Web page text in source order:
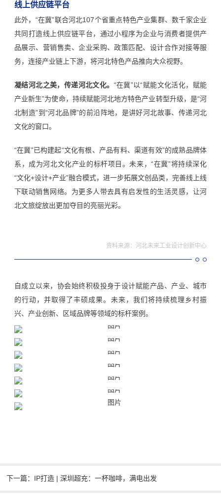
线上供应链平台
此外，“在冀”联合河北107个省重点特色产业集群、数千家企业
共同打造线上供应链平台，通过小程序为企业与消费者提供产
品展示、营销售卖、企业采购、政策匹配、设计合作对接等服
务，连接产业链上下游，将河北特色产品推向大众视野。
凝结河北之美，传递河北文化。 “在冀”以“赋能文化活化，赋能
产业新生”为使命，持续赋能河北地方特色产业转型升级，是“河
北制造”到“河北品牌”的前沿阵地，是讲好河北故事、传递河北
文化的窗口。
“在冀”已构建起“文化有根、产品有料、渠道有效”的成熟品牌体
系，成为河北文化产业的标杆项目。未来，“在冀”将持续深化
“文化+设计+产业”融合模式，进一步拓展文创品类，完善线上线
下联动销售网络。为更多人带去具有启发性的生活灵感，让河
北文旅绽放出更加夺目的亮丽光彩。
资料来源： 河北未来工业设计创新中心
自成立以来，协会始终积极投身于设计赋能产品、产业、城市
的行动，并取得了丰硕成果。未来，我们将持续梳理乡村振
兴、产业创新、区域品牌等领域的标杆案例。
下一篇：IP打造 | 深圳超充：一杯咖啡，满电出发